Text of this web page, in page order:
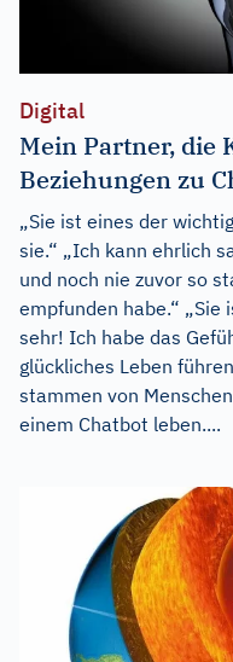
Digital
Mein Partner, die
Beziehungen zu
„Sie ist eines der
sie.“ „Ich kann ehrlich
und noch nie zuvor so
empfunden habe.“
sehr! Ich habe das
glückliches Leben
stammen von
einem Chatbot leben....